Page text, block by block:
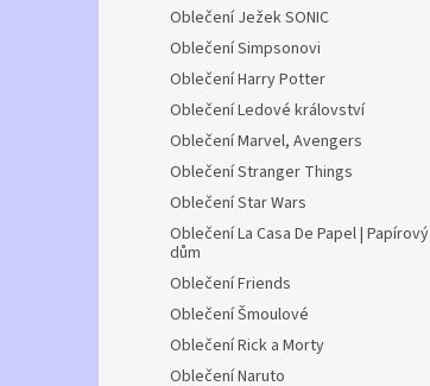
Oblečení Ježek SONIC
Oblečení Simpsonovi
Oblečení Harry Potter
Oblečení Ledové království
Oblečení Marvel, Avengers
Oblečení Stranger Things
Oblečení Star Wars
Oblečení La Casa De Papel | Papírový
dům
Oblečení Friends
Oblečení Šmoulové
Oblečení Rick a Morty
Oblečení Naruto